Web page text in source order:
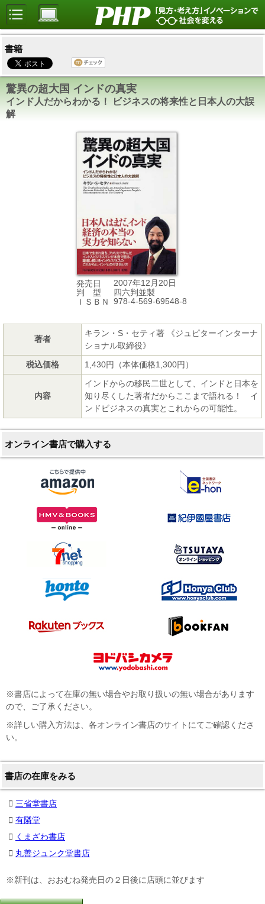
書籍
驚異の超大国 インドの真実
インド人だからわかる！ ビジネスの将来性と日本人の大誤
解
発売日
2007年12月20日
判 型
四六判並製
ＩＳＢＮ
978-4-569-69548-8
著者
キラン・S・セティ著 《ジュピターインターナ
ショナル取締役》
税込価格
1,430円（本体価格1,300円）
内容
インドからの移民二世として、インドと日本を
知り尽くした著者だからここまで語れる！ イ
ンドビジネスの真実とこれからの可能性。
オンライン書店で購入する
※書店によって在庫の無い場合やお取り扱いの無い場合があります
ので、ご了承ください。
※詳しい購入方法は、各オンライン書店のサイトにてご確認くださ
い。
書店の在庫をみる
三省堂書店
有隣堂
くまざわ書店
丸善ジュンク堂書店
※新刊は、おおむね発売日の２日後に店頭に並びます